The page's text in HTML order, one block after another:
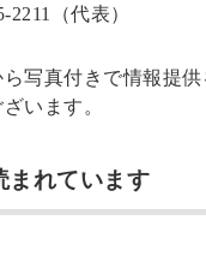
（代表）
写真付きで情報提
います。
まれています